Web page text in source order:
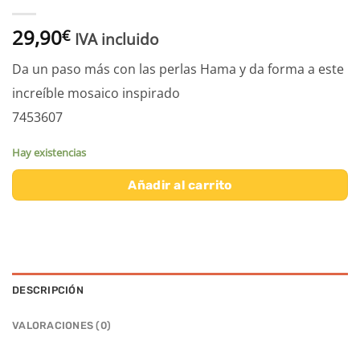
29,90€ IVA incluido
Da un paso más con las perlas Hama y da forma a este
increíble mosaico inspirado
7453607
Hay existencias
Añadir al carrito
DESCRIPCIÓN
VALORACIONES (0)